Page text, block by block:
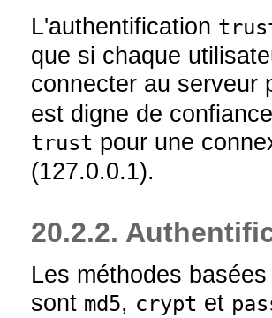
L'authentification
que si chaque
connecter au serveur
est digne de
trust pour une
(127.0.0.1).
20.2.2.
Les méthodes
sont md5, crypt et